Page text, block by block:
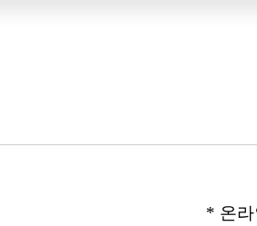
* 온라